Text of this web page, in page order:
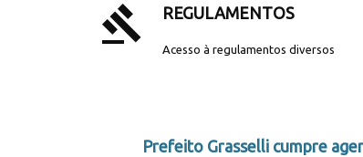
gavel REGULAMENTOS
Acesso à regulamentos diversos